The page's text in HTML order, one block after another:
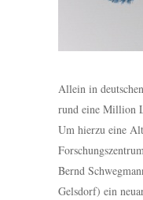
Allein in
rund eine Million
Um hierzu eine
Bernd
Gelsdorf) ein